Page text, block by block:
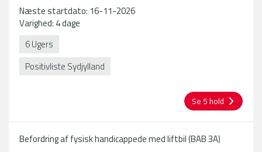
6 Ugers
Positivliste Sydjylland
Se 5 hold
Næste startdato: 16-11-2026
Varighed: 4 dage
Befordring af fysisk handicappede med liftbil (BAB 3A)